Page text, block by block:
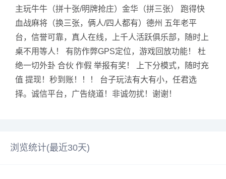
主玩牛牛（拼十张/明牌抢庄）金华（拼三张） 跑得快
血战麻将（换三张，俩人/四人都有）德州 五年老平
台，信誉可靠，真人在线，上千人活跃俱乐部，随时上
桌不用等人！ 有防作弊GPS定位，游戏回放功能！ 杜
绝一切外卦 合伙 作假 举报有奖！ 上下分模式，随时充
值 提现！秒到账！！！ 台子玩法有大有小，任君选
择。诚信平台，广告绕道！非诚勿扰！谢谢！
浏览统计(最近30天)